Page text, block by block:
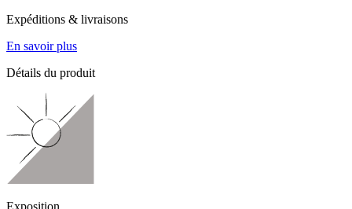
Expéditions & livraisons
En savoir plus
Détails du produit
Exposition